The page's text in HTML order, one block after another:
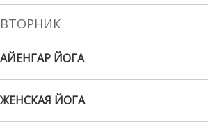
ВТОРНИК
АЙЕНГАР ЙОГА
ЖЕНСКАЯ ЙОГА